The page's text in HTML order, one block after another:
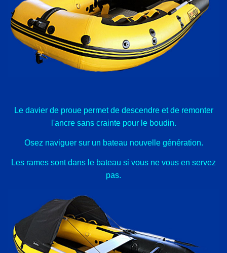
Le davier de proue permet de descendre et de remonter
l'ancre sans crainte pour le boudin.
Osez naviguer sur un bateau nouvelle génération.
Les rames sont dans le bateau si vous ne vous en servez
pas.